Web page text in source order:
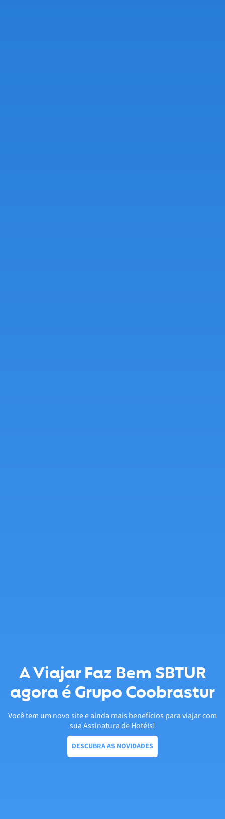
A Viajar Faz Bem SBTUR
agora é Grupo Coobrastur
Você tem um novo site e ainda mais benefícios para viajar com
sua Assinatura de Hotéis!
DESCUBRA AS NOVIDADES